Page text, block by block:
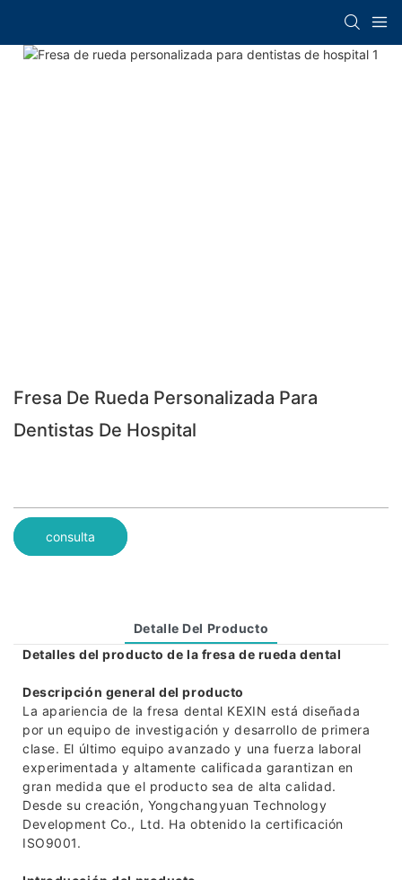
Fresa De Rueda Personalizada Para
Dentistas De Hospital
consulta
Detalle Del Producto
Detalles del producto de la fresa de rueda dental
Descripción general del producto
La apariencia de la fresa dental KEXIN está diseñada
por un equipo de investigación y desarrollo de primera
clase. El último equipo avanzado y una fuerza laboral
experimentada y altamente calificada garantizan en
gran medida que el producto sea de alta calidad.
Desde su creación, Yongchangyuan Technology
Development Co., Ltd. Ha obtenido la certificación
ISO9001.